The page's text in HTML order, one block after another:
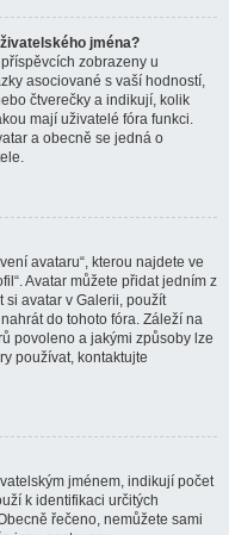
jména?
zobrazeny u
asociované s vaší hodností,
čtverečky a indikují, kolik
mají uživatelé fóra funkci.
a obecně se jedná o
avataru“, kterou najdete ve
Avatar můžete přidat jedním z
si avatar v Galerii, použít
do tohoto fóra. Záleží na
povoleno a jakými způsoby lze
používat, kontaktujte
jménem, indikují počet
k identifikaci určitých
řečeno, nemůžete sami